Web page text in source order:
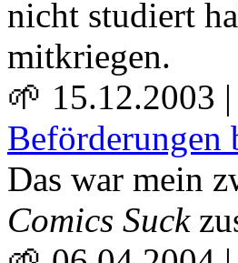
nicht studiert
mitkriegen.
🌱 15.12.2003 |
Beförderungen
Das war mein
Comics Suck